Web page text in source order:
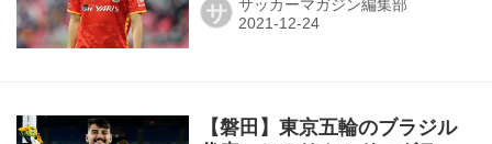
サ サッカーマガジン編集部
【磐田】東京五輪のブラジル